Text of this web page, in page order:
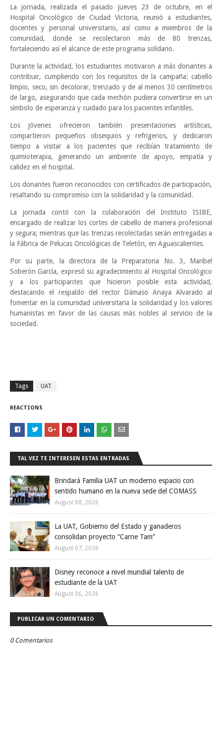
La jornada, realizada el pasado jueves 23 de octubre, en el
Hospital Oncológico de Ciudad Victoria, reunió a estudiantes,
docentes y personal universitario, así como a miembros de la
comunidad, donde se recolectaron más de 80 trenzas,
fortaleciendo así el alcance de este programa solidario.
Durante la actividad, los estudiantes motivaron a más donantes a
contribuir, cumpliendo con los requisitos de la campaña: cabello
limpio, seco, sin decolorar, trenzado y de al menos 30 centímetros
de largo, asegurando que cada mechón pudiera convertirse en un
símbolo de esperanza y cuidado para los pacientes infantiles.
Los jóvenes ofrecieron también presentaciones artísticas,
compartieron pequeños obsequios y refrigerios, y dedicaron
tiempo a visitar a los pacientes que recibían tratamiento de
quimioterapia, generando un ambiente de apoyo, empatía y
calidez en el hospital.
Los donantes fueron reconocidos con certificados de participación,
resaltando su compromiso con la solidaridad y la comunidad.
La jornada contó con la colaboración del Instituto ISIBE,
encargado de realizar los cortes de cabello de manera profesional
y segura; mientras que las trenzas recolectadas serán entregadas a
la Fábrica de Pelucas Oncológicas de Teletón, en Aguascalientes.
Por su parte, la directora de la Preparatoria No. 3, Maribel
Soberón García, expresó su agradecimiento al Hospital Oncológico
y a los participantes que hicieron posible esta actividad,
destacando el respaldo del rector Dámaso Anaya Alvarado al
fomentar en la comunidad universitaria la solidaridad y los valores
humanistas en favor de las causas más nobles al servicio de la
sociedad.
Tags UAT
REACTIONS
TAL VEZ TE INTERESEN ESTAS ENTRADAS
Brindará Familia UAT un moderno espacio con
sentido humano en la nueva sede del COMASS
August 08, 2026
La UAT, Gobierno del Estado y ganaderos
consolidan proyecto “Carne Tam”
August 07, 2026
Disney reconoce a nivel mundial talento de
estudiante de la UAT
August 06, 2026
PUBLICAR UN COMENTARIO
0 Comentarios